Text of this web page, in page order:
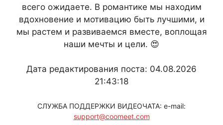
всего ожидаете. В романтике мы находим
вдохновение и мотивацию быть лучшими, и
мы растем и развиваемся вместе, воплощая
наши мечты и цели. 😍
Дата редактирования поста: 04.08.2026
21:43:18
СЛУЖБА ПОДДЕРЖКИ ВИДЕОЧАТА: e-mail:
support@coomeet.com